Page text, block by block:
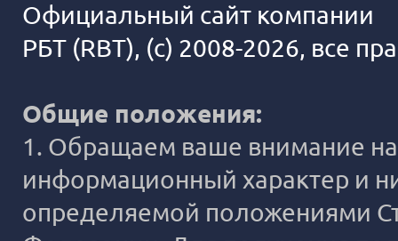
Официальный сайт компании
РБТ (RBT), (c) 2008-2026, все
Общие положения:
1. Обращаем ваше внимание на
информационный характер и
определяемой положениями